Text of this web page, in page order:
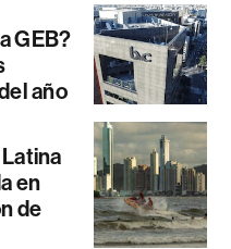
GEB?
año
en
de